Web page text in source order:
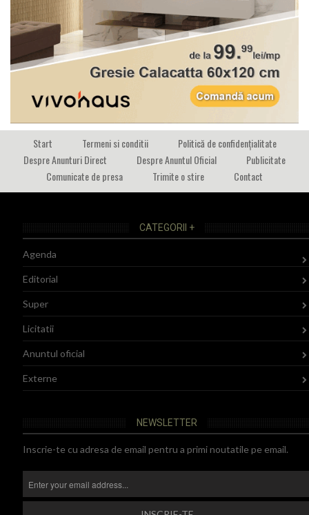
Start Termeni si conditii
Politică de confidențialitate
Despre Anunturi Direct
Despre Anuntul Oficial
Publicitate
Comunicate de presa
Trimite o stire Contact
CATEGORII +
Agenda
Editorial
Super
Licitatii
Anuntul oficial
Externe
NEWSLETTER
Inscrie-te cu adresa de email pentru a primi noutatile pe email.